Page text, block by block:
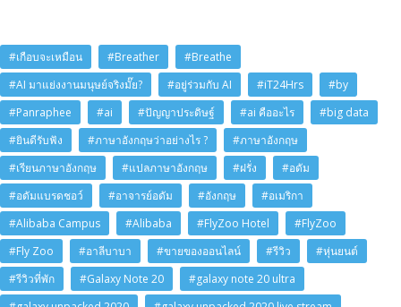
#เกือบจะเหมือน #Breather
#Breathe
#AI มาแย่งงานมนุษย์จริงมั๊ย?
#อยู่ร่วมกับ AI #iT24Hrs
#by
#Panraphee
#ai #ปัญญาประดิษฐ์ #ai คืออะไร
#big data
#ยินดีรับฟัง
#ภาษาอังกฤษว่าอย่างไร ?
#ภาษาอังกฤษ
#เรียนภาษาอังกฤษ
#แปลภาษาอังกฤษ #ฝรั่ง
#อดัม
#อดัมแบรดชอว์
#อาจารย์อดัม #อังกฤษ
#อเมริกา
#Alibaba Campus
#Alibaba #FlyZoo Hotel
#FlyZoo
#Fly Zoo
#อาลีบาบา #ขายของออนไลน์ #รีวิว
#หุ่นยนต์
#รีวิวที่พัก
#Galaxy Note 20
#galaxy note 20 ultra